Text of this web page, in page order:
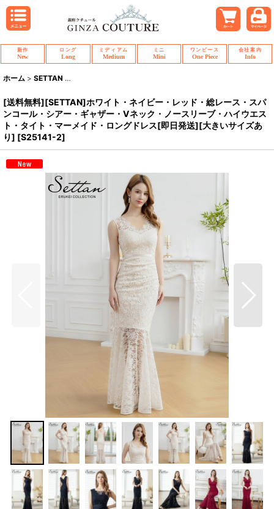
新作
New
ロング
Long
ミディアム
Medium
ミニ
Mini
ワンピース
One Piece
会社案内
Info
ホーム > SETTAN >
[送料無料][SETTAN]ホワイト・ネイビー・レッド・総レース・スパ
ンコール・シアー・ギャザー・Vネック・ノースリーブ・ハイウエス
ト・タイト・マーメイド・ロングドレス[即日発送][大きいサイズあ
り] [S25141-2]